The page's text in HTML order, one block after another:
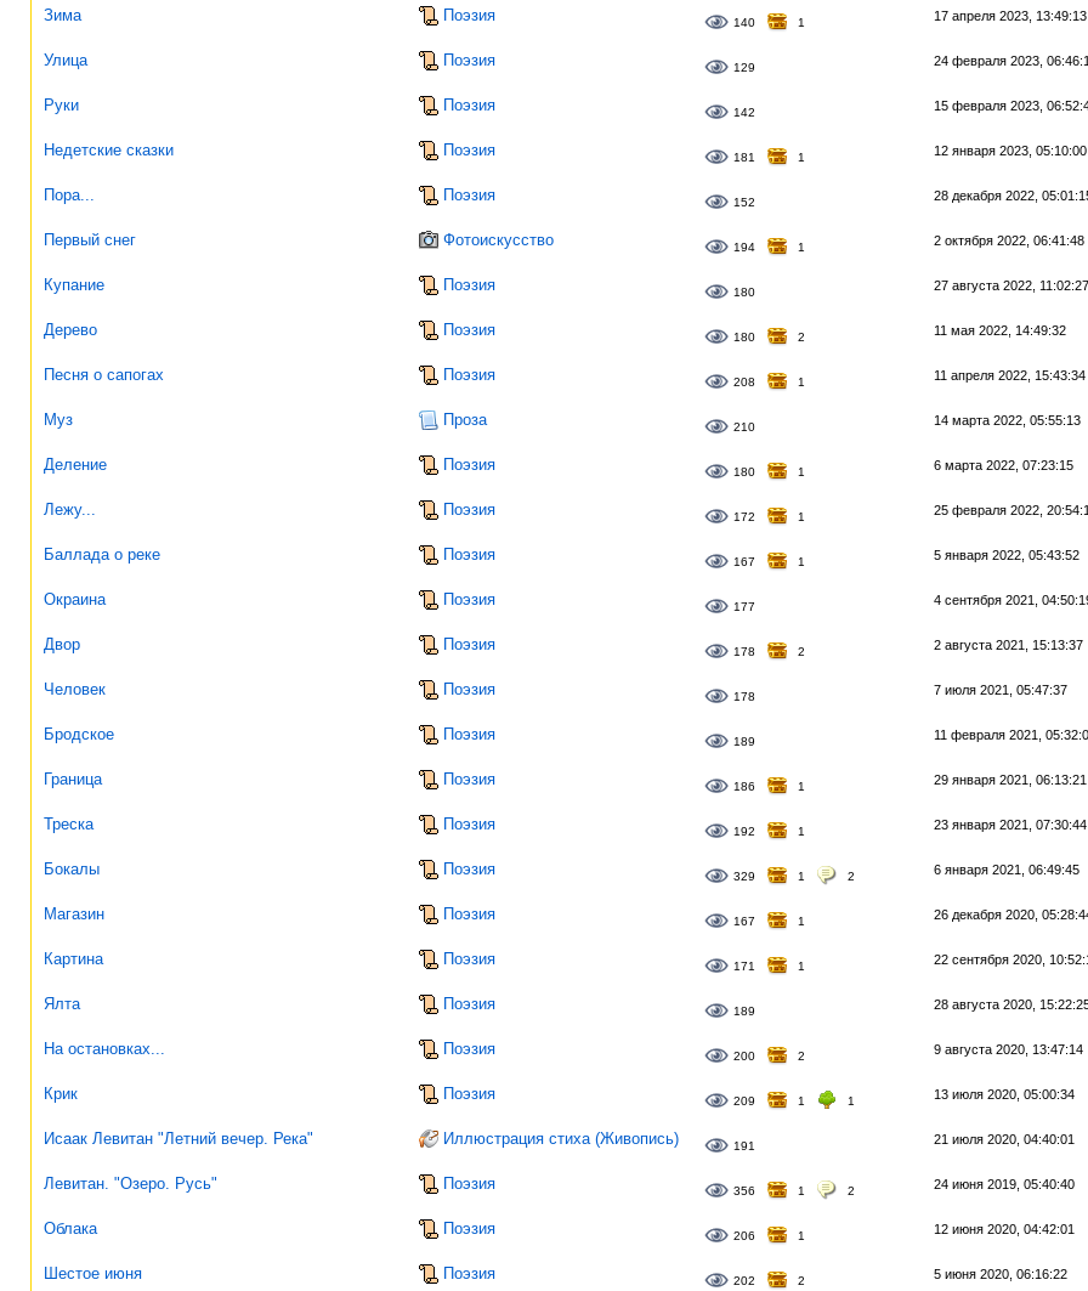
Зима Поэзия 140 1 17 апреля 2023, 13:49:13
Улица Поэзия 129 24 февраля 2023,
Руки Поэзия 142 15 февраля 2023,
Недетские сказки Поэзия 181 1 12 января 2023, 05:10:00
Пора... Поэзия 152 28 декабря 2022,
Первый снег Фотоискусство 194 1 2 октября 2022, 06:41:48
Купание Поэзия 180 27 августа 2022, 11:02:27
Дерево Поэзия 180 2 11 мая 2022, 14:49:32
Песня о сапогах Поэзия 208 1 11 апреля 2022, 15:43:34
Муз Проза 210 14 марта 2022, 05:55:13
Деление Поэзия 180 1 6 марта 2022, 07:23:15
Лежу... Поэзия 172 1 25 февраля 2022,
Баллада о реке Поэзия 167 1 5 января 2022, 05:43:52
Окраина Поэзия 177 4 сентября 2021,
Двор Поэзия 178 2 2 августа 2021, 15:13:37
Человек Поэзия 178 7 июля 2021, 05:47:37
Бродское Поэзия 189 11 февраля 2021,
Граница Поэзия 186 1 29 января 2021, 06:13:21
Треска Поэзия 192 1 23 января 2021, 07:30:44
Бокалы Поэзия 329 1 2 6 января 2021, 06:49:45
Магазин Поэзия 167 1 26 декабря 2020,
Картина Поэзия 171 1 22 сентября 2020,
Ялта Поэзия 189 28 августа 2020,
На остановках... Поэзия 200 2 9 августа 2020, 13:47:14
Крик Поэзия 209 1 1 13 июля 2020, 05:00:34
Исаак Левитан "Летний вечер. Река" Иллюстрация стиха (Живопись) 191 21 июля 2020, 04:40:01
Левитан. "Озеро. Русь" Поэзия 356 1 2 24 июня 2019, 05:40:40
Облака Поэзия 206 1 12 июня 2020, 04:42:01
Шестое июня Поэзия 202 2 5 июня 2020, 06:16:22